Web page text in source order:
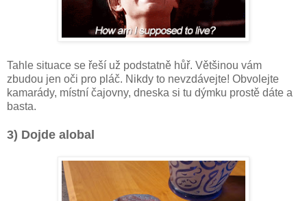
Tahle situace se řeší už podstatně hůř. Většinou vám
zbudou jen oči pro pláč. Nikdy to nevzdávejte! Obvolejte
kamarády, místní čajovny, dneska si tu dýmku prostě dáte a
basta.
3) Dojde alobal